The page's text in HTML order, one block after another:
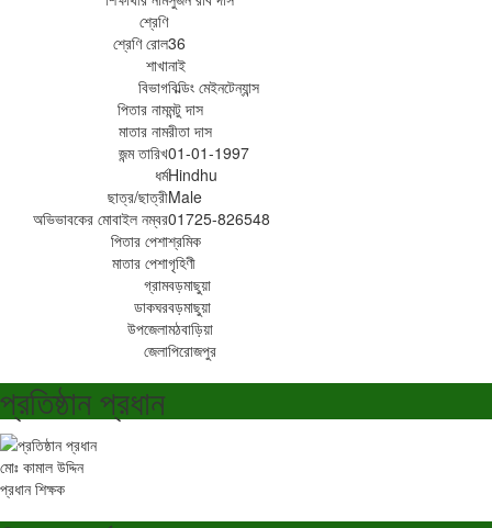
শ্রেণি
শ্রেণি রোল36
শাখানাই
বিভাগবিল্ডিং মেইনটেন্যান্স
পিতার নামমন্টু দাস
মাতার নামরীতা দাস
জন্ম তারিখ01-01-1997
ধর্মHindhu
ছাত্র/ছাত্রীMale
অভিভাবকের মোবাইল নম্বর01725-826548
পিতার পেশাশ্রমিক
মাতার পেশাগৃহিণী
গ্রামবড়মাছুয়া
ডাকঘরবড়মাছুয়া
উপজেলামঠবাড়িয়া
জেলাপিরোজপুর
প্রতিষ্ঠান প্রধান
মোঃ কামাল উদ্দিন
প্রধান শিক্ষক